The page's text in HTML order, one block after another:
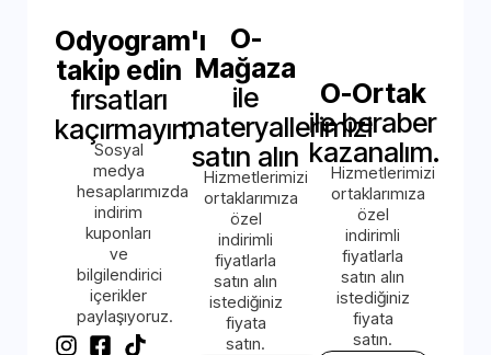
Odyogram'ı
takip edin
fırsatları
kaçırmayın.
Sosyal
medya
hesaplarımızda
indirim
kuponları
ve
bilgilendirici
içerikler
paylaşıyoruz.
O-
Mağaza
ile
materyallerimizi
satın alın
Hizmetlerimizi
ortaklarımıza
özel
indirimli
fiyatlarla
satın alın
istediğiniz
fiyata
satın.
O-Ortak
ile beraber
kazanalım.
Hizmetlerimizi
ortaklarımıza
özel
indirimli
fiyatlarla
satın alın
istediğiniz
fiyata
satın.